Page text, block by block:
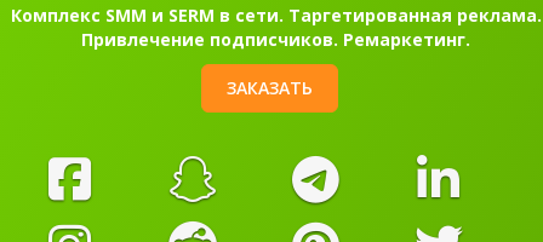
Комплекс SMM и SERM в сети. Таргетированная реклама.
Привлечение подписчиков. Ремаркетинг.
ЗАКАЗАТЬ